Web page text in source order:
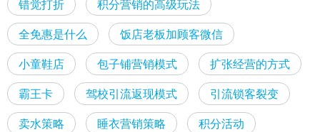
错觉打折
积分营销的高级玩法
全免惠是什么
饭店老板加顾客微信
小童鞋店
包子铺营销模式
扩张经营的方式
霸王卡
驾校引流返现模式
引流锁客裂变
卖水策略
睡衣营销策略
积分活动